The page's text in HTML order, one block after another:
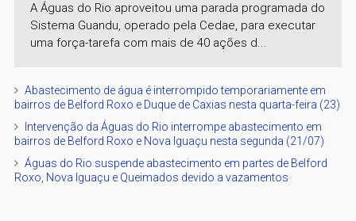
A Águas do Rio aproveitou uma parada programada do
Sistema Guandu, operado pela Cedae, para executar
uma força-tarefa com mais de 40 ações d...
Abastecimento de água é interrompido temporariamente em
bairros de Belford Roxo e Duque de Caxias nesta quarta-feira (23)
Intervenção da Águas do Rio interrompe abastecimento em
bairros de Belford Roxo e Nova Iguaçu nesta segunda (21/07)
Águas do Rio suspende abastecimento em partes de Belford
Roxo, Nova Iguaçu e Queimados devido a vazamentos